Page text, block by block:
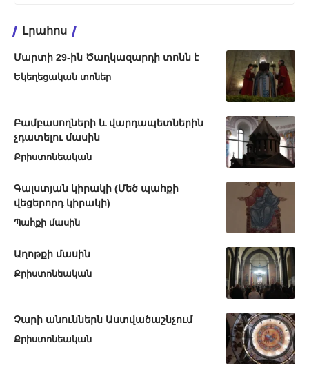
Լրահոս
Մարտի 29-ին Ծաղկազարդի տոնն է
Եկեղեցական տոներ
Բամբասողների և վարդապետներին
չդատելու մասին
Քրիստոնեական
Գալստյան կիրակի (Մեծ պահքի
վեցերորդ կիրակի)
Պահքի մասին
Աղոթքի մասին
Քրիստոնեական
Չարի անուններն Աստվածաշնչում
Քրիստոնեական